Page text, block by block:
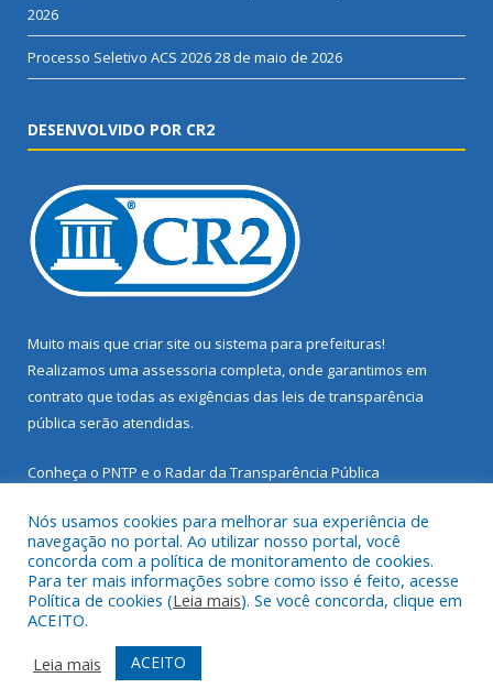
2026
Processo Seletivo ACS 202628 de maio de 2026
DESENVOLVIDO POR CR2
Muito mais que criar site ou sistema para prefeituras!
Realizamos uma assessoria completa, onde garantimos em
contrato que todas as exigências das leis de transparência
pública serão atendidas.
Conheça o PNTP e o Radar da Transparência Pública
Todos os direitos reservados a Prefeitura Municipal de Santarém
Novo.
Mapa do Site
Acessar Área Administrativa
Acessar Webmail
Nós usamos cookies para melhorar sua experiência de
navegação no portal. Ao utilizar nosso portal, você
concorda com a política de monitoramento de cookies.
Para ter mais informações sobre como isso é feito, acesse
Política de cookies (Leia mais). Se você concorda, clique em
ACEITO.
Leia mais
ACEITO